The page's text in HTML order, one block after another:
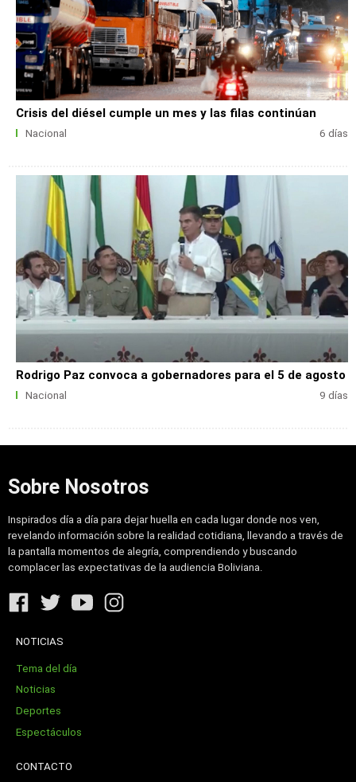
Crisis del diésel cumple un mes y las filas continúan
Nacional 6 días
Rodrigo Paz convoca a gobernadores para el 5 de agosto
Nacional 9 días
Sobre Nosotros
Inspirados día a día para dejar huella en cada lugar donde nos ven,
revelando información sobre la realidad cotidiana, llevando a través de
la pantalla momentos de alegría, comprendiendo y buscando
complacer las expectativas de la audiencia Boliviana.
NOTICIAS
Tema del día
Noticias
Deportes
Espectáculos
CONTACTO